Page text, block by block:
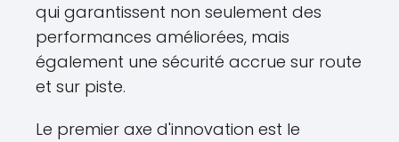
qui garantissent non seulement des
performances améliorées, mais
également une sécurité accrue sur route
et sur piste.
Le premier axe d'innovation est le